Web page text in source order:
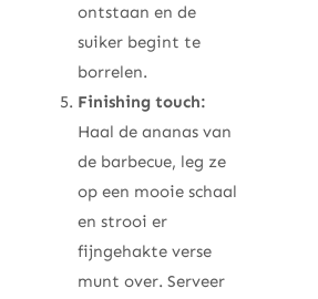
ontstaan en de
suiker begint te
borrelen.
Finishing touch:
Haal de ananas van
de barbecue, leg ze
op een mooie schaal
en strooi er
fijngehakte verse
munt over. Serveer